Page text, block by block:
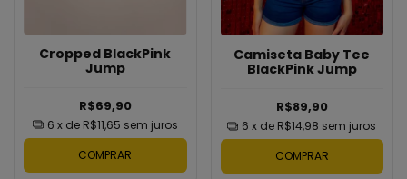
Cropped BlackPink
Jump
R$69,90
6 x de R$11,65 sem juros
COMPRAR
Camiseta Baby Tee
BlackPink Jump
R$89,90
6 x de R$14,98 sem juros
COMPRAR